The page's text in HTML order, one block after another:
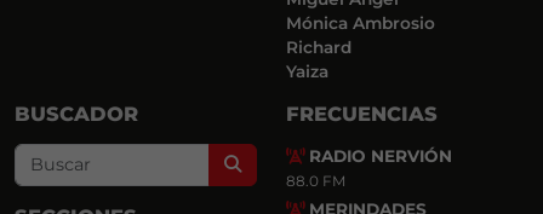
Mónica Ambrosio
Richard
Yaiza
BUSCADOR
Search
FRECUENCIAS
RADIO NERVIÓN
88.0 FM
MERINDADES